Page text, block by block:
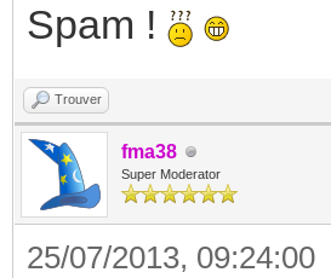
Spam !
Trouver
fma38
Super Moderator
25/07/2013, 09:24:00